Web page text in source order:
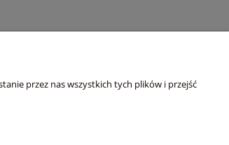
przez nas wszystkich tych plików i przejść